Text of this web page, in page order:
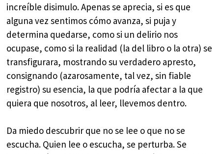
increíble disimulo. Apenas se aprecia, si es que
alguna vez sentimos cómo avanza, si puja y
determina quedarse, como si un delirio nos
ocupase, como si la realidad (la del libro o la otra) se
transfigurara, mostrando su verdadero apresto,
consignando (azarosamente, tal vez, sin fiable
registro) su esencia, la que podría afectar a la que
quiera que nosotros, al leer, llevemos dentro.
Da miedo descubrir que no se lee o que no se
escucha. Quien lee o escucha, se perturba. Se